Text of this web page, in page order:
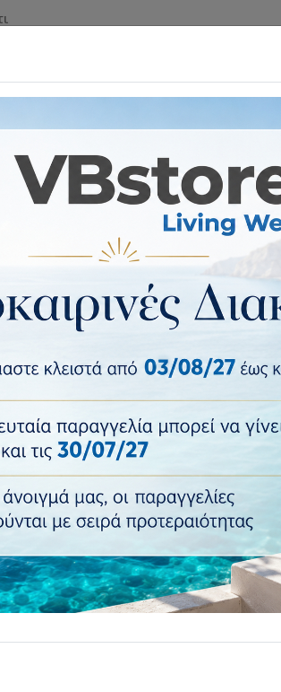
τοίχου Led Mimoza Megapap
Απλίκα τοίχου Led
25x16x25εκ.
Απλίκα τοίχου Led Mimoza
4 έως 10 ημέρες
Κατασκευαστής:
Κωδικός vbstore:
Τιμή:
€54,00
Ποσότητα:
Επιστροφή σε..: Απλίκες